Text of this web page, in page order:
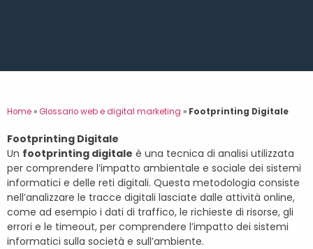
Home»Glossario web e digital marketing » Footprinting Digitale
Footprinting Digitale
Un footprinting digitale è una tecnica di analisi utilizzata
per comprendere l’impatto ambientale e sociale dei sistemi
informatici e delle reti digitali. Questa metodologia consiste
nell’analizzare le tracce digitali lasciate dalle attività online,
come ad esempio i dati di traffico, le richieste di risorse, gli
errori e le timeout, per comprendere l’impatto dei sistemi
informatici sulla società e sull’ambiente.